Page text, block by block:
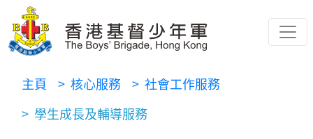
主頁 > 核心服務 > 社會工作服務
> 學生成長及輔導服務